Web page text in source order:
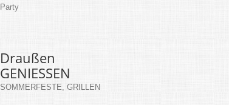
Party
Draußen
GENIESSEN
SOMMERFESTE, GRILLEN